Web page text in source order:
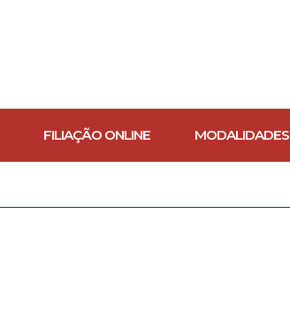
FILIAÇÃO ONLINE MODALIDADES